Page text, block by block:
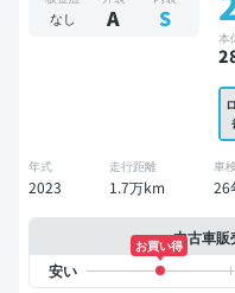
なし A S
本
年式
2023
走行距離
1.7万km
車検
26
中古車販
お買い得